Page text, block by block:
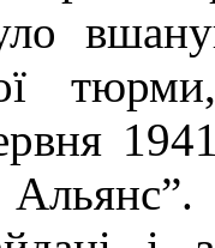
1941